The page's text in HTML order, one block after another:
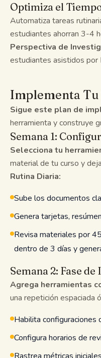
Optimiza el
Automatiza tareas
estudiantes ahorran 3-4
Perspectiva de
estudiantes asistidos por
Implementa Tu
Sigue este plan de
herramienta y construye
Semana 1:
Selecciona tu
material de tu curso y
Rutina Diaria:
Sube los documentos
Genera tarjetas,
Revisa materiales por
dentro de 3 días y
Semana 2: Fase
Agrega herramientas
una repetición espaciada
Habilita
Configura horarios de